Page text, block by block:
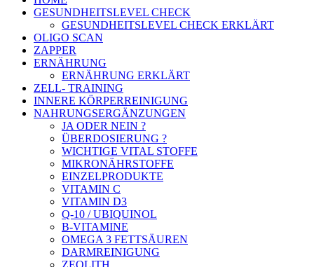
GESUNDHEITSLEVEL CHECK
GESUNDHEITSLEVEL CHECK ERKLÄRT
OLIGO SCAN
ZAPPER
ERNÄHRUNG
ERNÄHRUNG ERKLÄRT
ZELL- TRAINING
INNERE KÖRPERREINIGUNG
NAHRUNGSERGÄNZUNGEN
JA ODER NEIN ?
ÜBERDOSIERUNG ?
WICHTIGE VITAL STOFFE
MIKRONÄHRSTOFFE
EINZELPRODUKTE
VITAMIN C
VITAMIN D3
Q-10 / UBIQUINOL
B-VITAMINE
OMEGA 3 FETTSÄUREN
DARMREINIGUNG